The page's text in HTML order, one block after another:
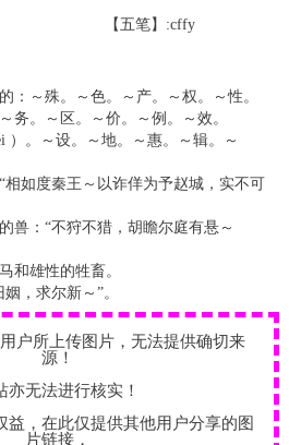
【五笔】:cffy
：～殊。～色。～产。～权。～性。
务。～区。～价。～例。～效。
）。～设。～地。～惠。～辑。～
相如度秦王～以诈佯为予赵城，实不可
兽：“不狩不猎，胡瞻尔庭有悬～
和雄性的牲畜。
，求尔新～”。
户所上传图片，无法提供确切来
源！
亦无法进行核实！
益，在此仅提供其他用户分享的图
片链接，